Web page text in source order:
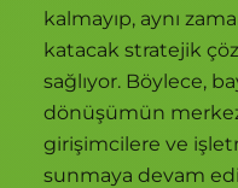
kalmayıp, aynı
katacak stratejik
sağlıyor. Böylece,
dönüşümün
girişimcilere ve
sunmaya devam